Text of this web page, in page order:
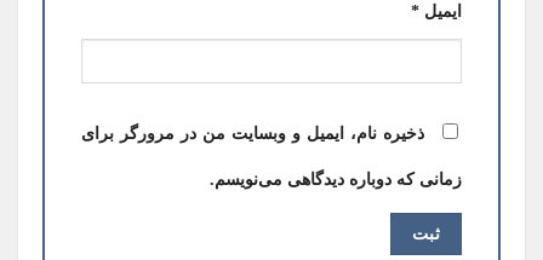
ایمیل *
ذخیره نام، ایمیل و وبسایت من در مرورگر برای
زمانی که دوباره دیدگاهی می‌نویسم.